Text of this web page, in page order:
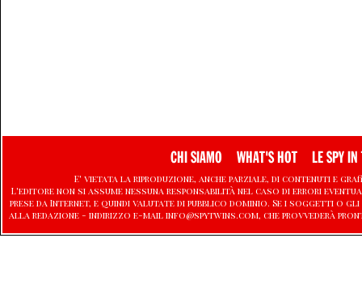
CHI SIAMO WHAT'S HOT LE SPY IN
E' vietata la riproduzione, anche parziale, di contenuti e
L'editore non si assume nessuna responsabilità nel caso di errori
prese da Internet, e quindi valutate di pubblico dominio. Se i soggetti
alla redazione - indirizzo e-mail info@spytwins.com, che provvederà